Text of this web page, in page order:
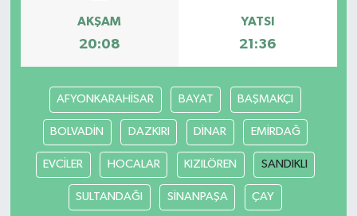
AKŞAM
20:08
YATSI
21:36
AFYONKARAHİSAR BAYAT BAŞMAKÇI
BOLVADİN DAZKIRI DİNAR EMİRDAĞ
EVCİLER HOCALAR KIZILÖREN SANDIKLI
SULTANDAĞI SİNANPAŞA ÇAY